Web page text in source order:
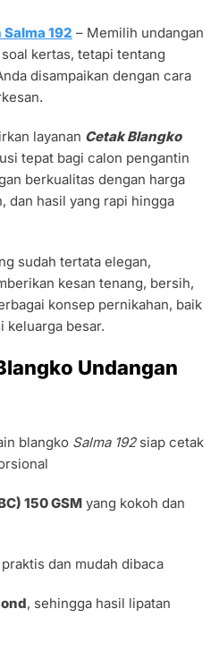
192 – Memilih undangan
kertas, tetapi tentang
disampaikan dengan cara
layanan Cetak Blangko
tepat bagi calon pengantin
berkualitas dengan harga
dan hasil yang rapi hingga
sudah tertata elegan,
kesan tenang, bersih,
konsep pernikahan, baik
keluarga besar.
Undangan
blangko Salma 192siap cetak
150 GSM yang kokoh dan
dan mudah dibaca
, sehingga hasil lipatan